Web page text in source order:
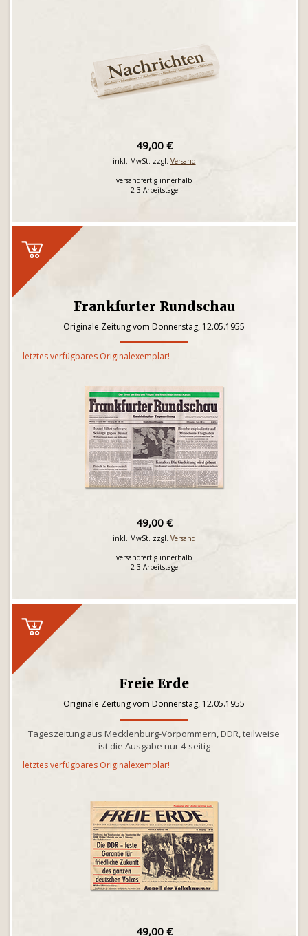
49,00 €
inkl. MwSt. zzgl. Versand
versandfertig innerhalb
2-3 Arbeitstage
Frankfurter Rundschau
Originale Zeitung vom Donnerstag, 12.05.1955
letztes verfügbares Originalexemplar!
49,00 €
inkl. MwSt. zzgl. Versand
versandfertig innerhalb
2-3 Arbeitstage
Freie Erde
Originale Zeitung vom Donnerstag, 12.05.1955
Tageszeitung aus Mecklenburg-Vorpommern, DDR, teilweise
ist die Ausgabe nur 4-seitig
letztes verfügbares Originalexemplar!
49,00 €